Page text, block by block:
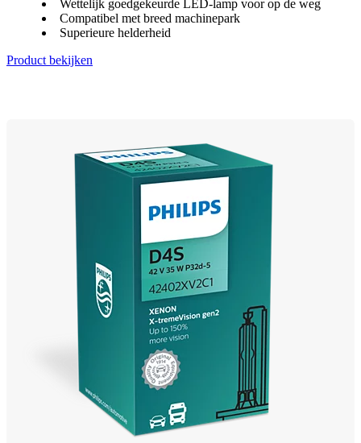
Wettelijk goedgekeurde LED-lamp voor op de weg
Compatibel met breed machinepark
Superieure helderheid
Product bekijken